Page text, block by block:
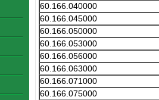
60.166.040000
60.166.045000
60.166.050000
60.166.053000
60.166.056000
60.166.063000
60.166.071000
60.166.075000